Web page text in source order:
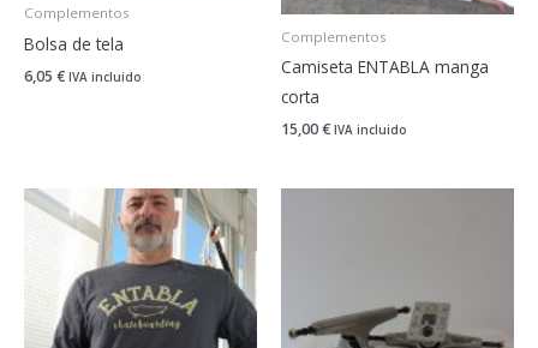
Complementos
Bolsa de tela
6,05 € IVA incluido
Complementos
Camiseta ENTABLA manga
corta
15,00€ IVA incluido